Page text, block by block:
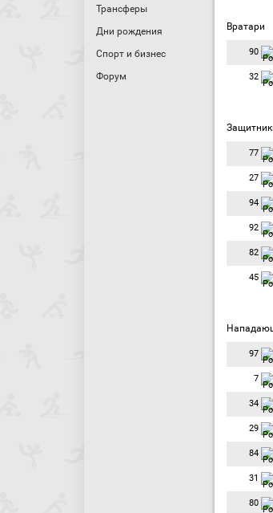
Трансферы
Дни рождения
Спорт и бизнес
Форум
Вратари
90
32
77
27
94
92
82
45
97
7
34
29
84
31
80